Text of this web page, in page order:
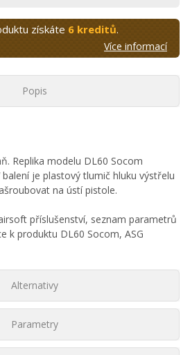
získáte 6 kreditů.
Více informací
Popis
Replika modelu DL60 Socom
balení je plastový tlumič hluku výstřelu
na ústí pistole.
příslušenství, seznam parametrů
k produktu DL60 Socom, ASG
Alternativy
Parametry